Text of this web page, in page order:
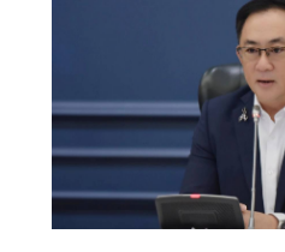
จะเน้นย้ำถึงความเสี่ยงที่ยังคงมีอ